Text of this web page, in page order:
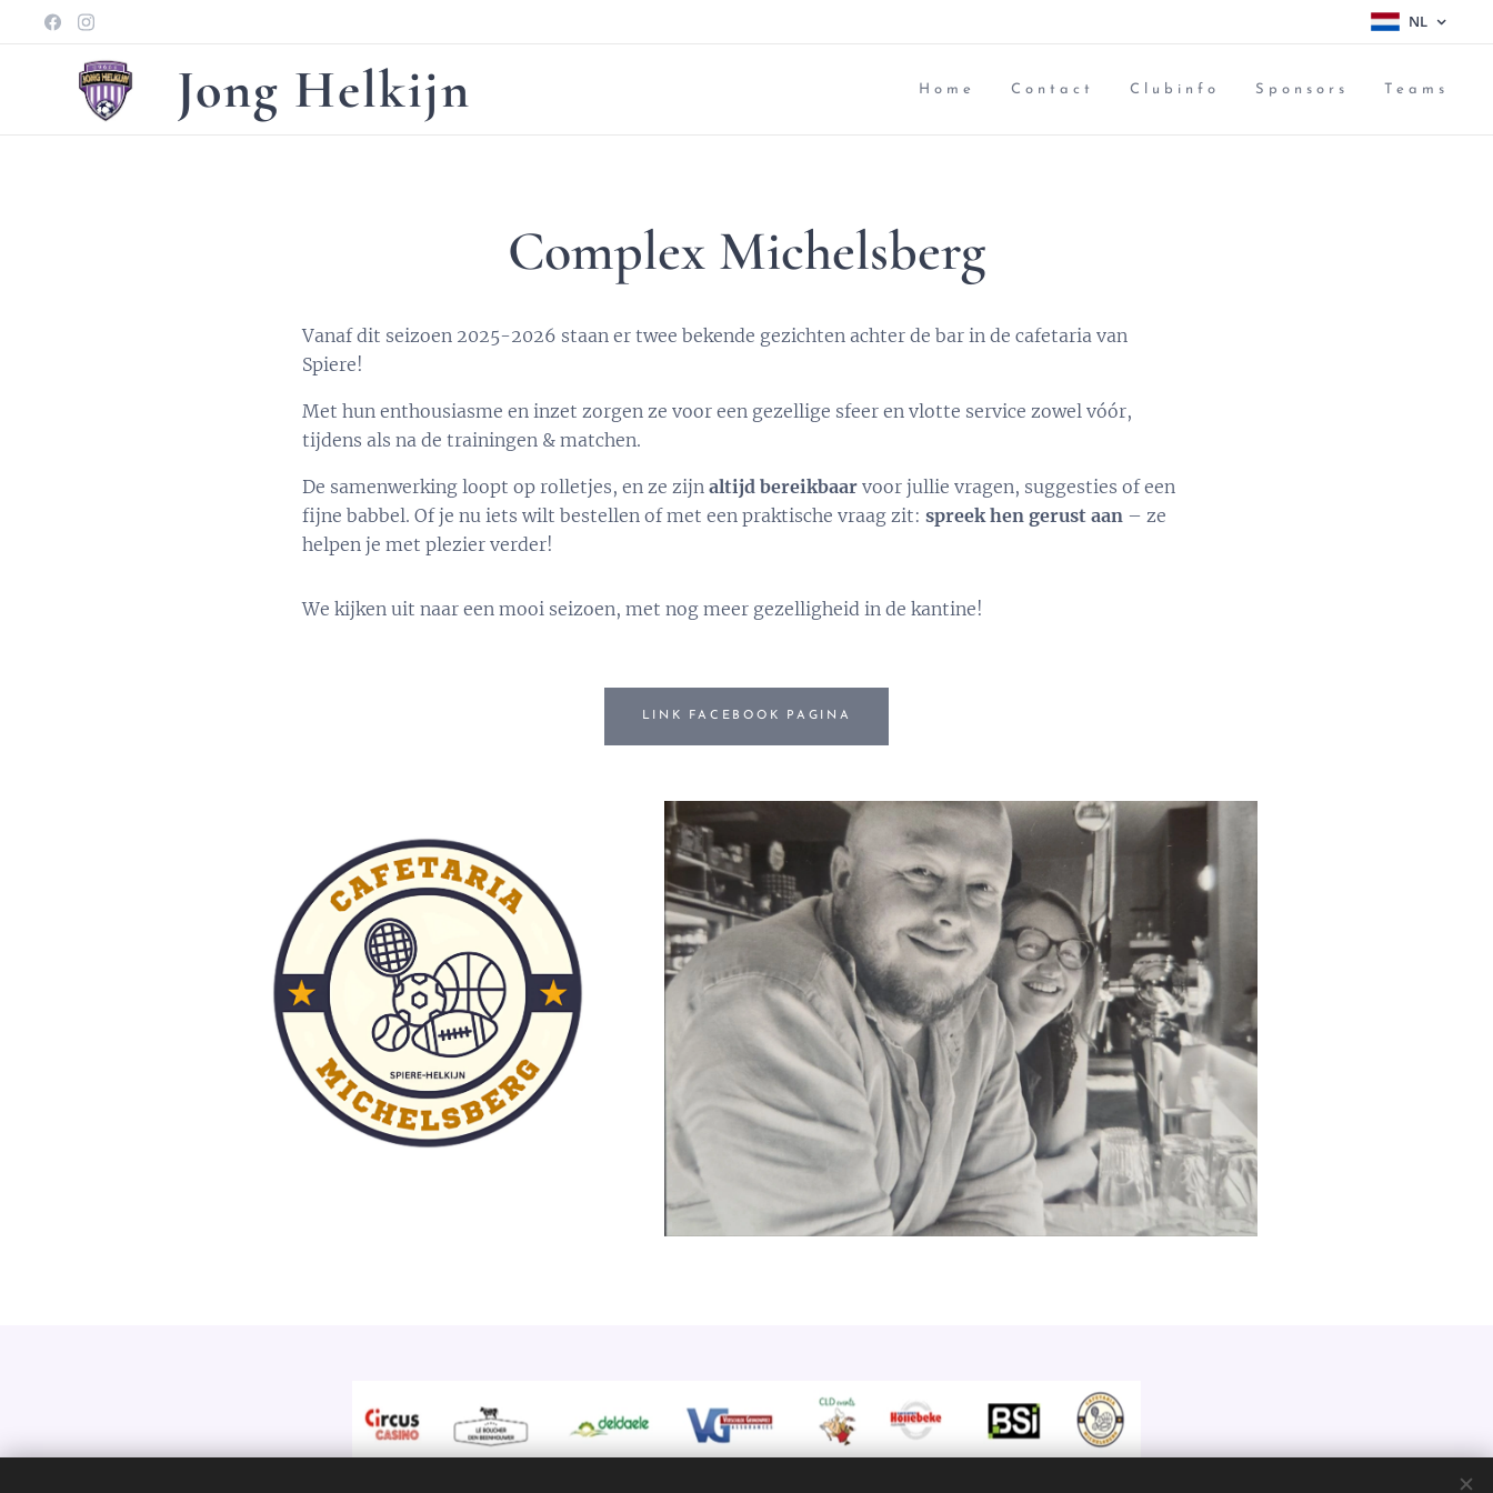
NL
Jong Helkijn Home Contact Clubinfo Sponsors Teams
Complex Michelsberg
Vanaf dit seizoen 2025-2026 staan er twee bekende gezichten achter de bar in de cafetaria van
Spiere!
Met hun enthousiasme en inzet zorgen ze voor een gezellige sfeer en vlotte service zowel vóór,
tijdens als na de trainingen & matchen.
De samenwerking loopt op rolletjes, en ze zijn altijd bereikbaar voor jullie vragen, suggesties of een
fijne babbel. Of je nu iets wilt bestellen of met een praktische vraag zit: spreek hen gerust aan – ze
helpen je met plezier verder!
We kijken uit naar een mooi seizoen, met nog meer gezelligheid in de kantine!
LINK FACEBOOK PAGINA